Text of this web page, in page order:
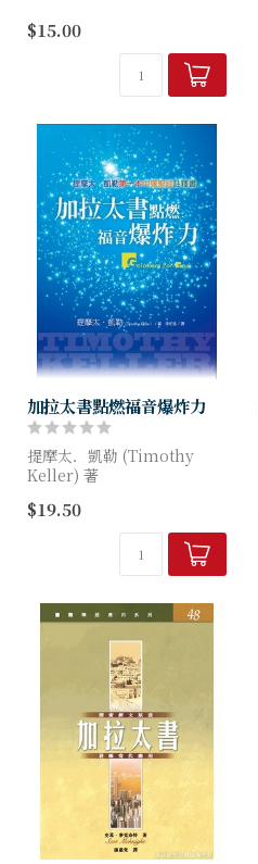
解近代加拉太書研究；第二章
分析加拉太書的處境問題；第
三章則探討保羅的游說，敘述
保羅欲建立其道德品格的可信
$15.00
加拉太書點燃福音爆炸力
提摩太．凱勒 (Timothy
Keller) 著
本書一開頭，提摩太•凱勒就
發出驚人宣告：「加拉太書是
顆炸彈！」為什麼？因為加拉
太書迫使我們與「福音」面...
$19.50